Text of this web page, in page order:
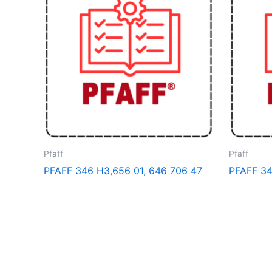
Pfaff
PFAFF 346 H3,656 01, 646 706 47
Pfaff
PFAFF